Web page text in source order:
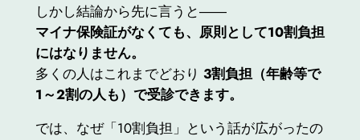
しかし結論から先に言うと――
マイナ保険証がなくても、原則として10割負担
にはなりません。
多くの人はこれまでどおり 3割負担（年齢等で
1～2割の人も）で受診できます。
では、なぜ「10割負担」という話が広がったの